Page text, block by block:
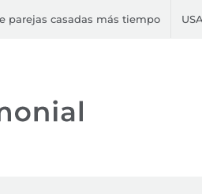
parejas casadas más tiempo